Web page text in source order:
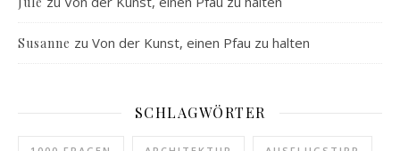
Susanne zu Von der Kunst, einen Pfau zu halten
SCHLAGWÖRTER